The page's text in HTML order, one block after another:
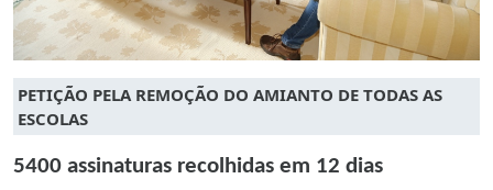
PETIÇÃO PELA REMOÇÃO DO AMIANTO DE TODAS AS
ESCOLAS
5400 assinaturas recolhidas em 12 dias